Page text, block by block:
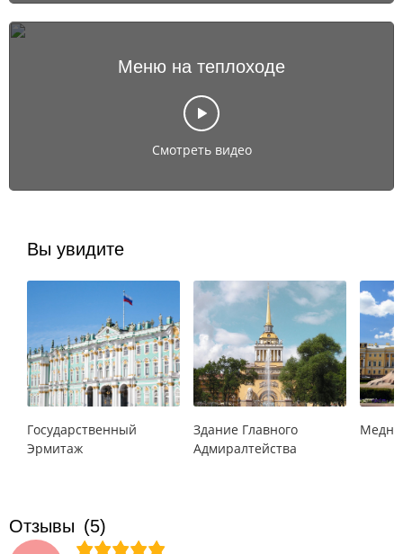
Меню на теплоходе
Смотреть видео
Вы увидите
Государственный
Эрмитаж
Здание Главного
Адмиралтейства
Отзывы (5)